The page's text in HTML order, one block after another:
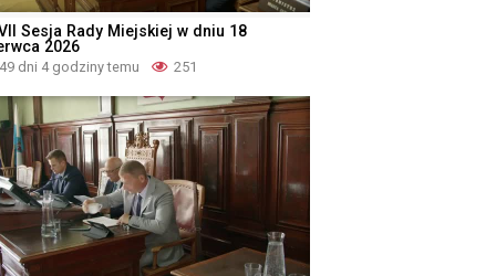
Sesja Rady Miejskiej w dniu 18
2026
49 dni 4 godziny temu 251